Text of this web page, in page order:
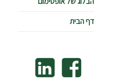
דף הבית
Facebook
Linkedin